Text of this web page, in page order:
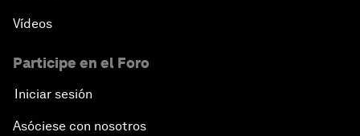
Vídeos
Participe en el Foro
Iniciar sesión
Asóciese con nosotros